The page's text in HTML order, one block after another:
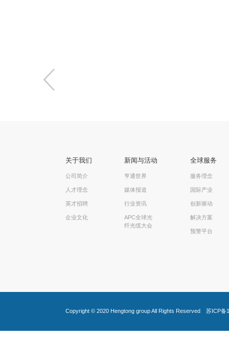
〈
关于我们
公司简介
人才理念
英才招聘
企业文化
新闻与活动
亨通世界
媒体报道
行业资讯
APC全球光
纤光缆大会
全球服务
服务理念
国际产业
创新驱动
解决方案
预警平台
Copyright © 2020 Hengtong groupAll Rights Reserved 苏ICP备